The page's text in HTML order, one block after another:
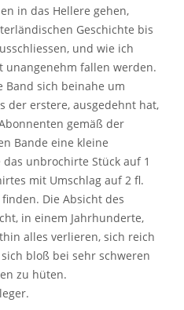
in das Hellere gehen,
Geschichte bis
und wie ich
unangenehm fallen werden.
Band sich beinahe um
der erstere, ausgedehnt hat,
gemäß der
Bande eine kleine
unbrochirte Stück auf 1
mit Umschlag auf 2 fl.
Die Absicht des
in einem Jahrhunderte,
alles verlieren, sich reich
bloß bei sehr schweren
zu hüten.